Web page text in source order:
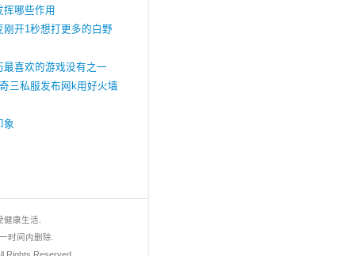
挥哪些作用
刚开1秒想打更多的白野
最喜欢的游戏没有之一
三私服发布网k用好火墙
象
康生活.
时间内删除.